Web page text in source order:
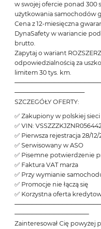
w swojej ofercie ponad
użytkowania samochodów
Cena z 12-miesięczna
DynaSafety w wariancie
brutto.
Zapytaj o wariant
odpowiedzialnością za
limitem 30 tys. km.
────────────────
SZCZEGÓŁY OFERTY:
✅ Zakupiony w polskiej
✅ VIN:
✅ Pierwsza rejestracja 28/12/
✅ Serwisowany w ASO
✅ Pisemne potwierdzenie
✅ Faktura VAT marża
✅ Przy wymianie
✅ Promocje nie łączą się
✅ Korzystna oferta
─────────────────
Zainteresował Cię powyżej